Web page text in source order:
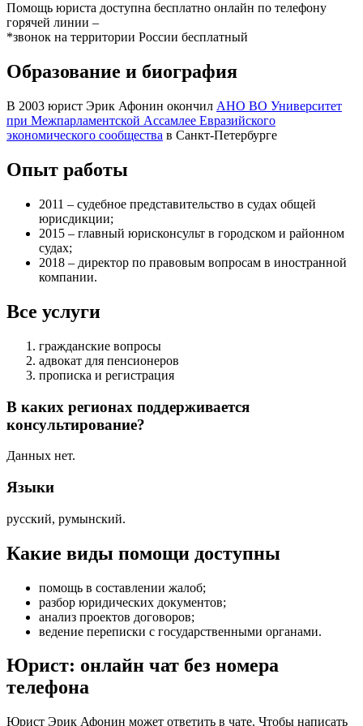
Помощь юриста доступна бесплатно онлайн по телефону
горячей линии –
*звонок на территории России бесплатный
Образование и биография
В 2003 юрист Эрик Афонин окончил АНО ВО Университет
при Межпарламентской Ассамлее Евразийского
экономического сообщества в Санкт-Петербурге
Опыт работы
2011 – судебное представительство в судах общей
юрисдикции;
2015 – главный юрисконсульт в городском и районном
судах;
2018 – директор по правовым вопросам в иностранной
компании.
Все услуги
гражданские вопросы
адвокат для пенсионеров
прописка и регистрация
В каких регионах поддерживается
консультирование?
Данных нет.
Языки
русский, румынский.
Какие виды помощи доступны
помощь в составлении жалоб;
разбор юридических документов;
анализ проектов договоров;
ведение переписки с государственными органами.
Юрист: онлайн чат без номера
телефона
Юрист Эрик Афонин может ответить в чате. Чтобы написать